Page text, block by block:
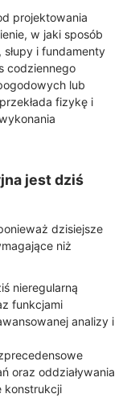
projektowania
w jaki sposób
słupy i fundamenty
codziennego
lub
fizykę i
jest dziś
dzisiejsze
niż
nieregularną
funkcjami
analizy i
oraz oddziaływania
konstrukcji